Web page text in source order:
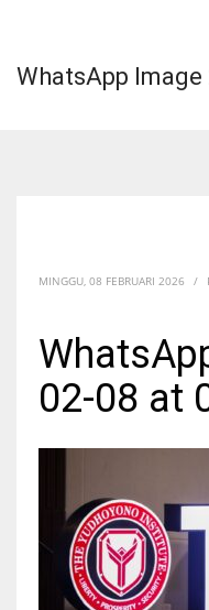
WhatsApp Image
MINGGU, 08 FEBRUARI 2026 /
02-08 at